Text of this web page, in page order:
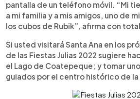
pantalla de un teléfono móvil. “Mi
a mi familia y a mis amigos, uno de
los cubos de Rubik”, afirma con
Si usted visitará Santa Ana en los
de las Fiestas Julias 2022 sugiere
el Lago de Coatepeque; y tomar
guiados por el centro histórico de